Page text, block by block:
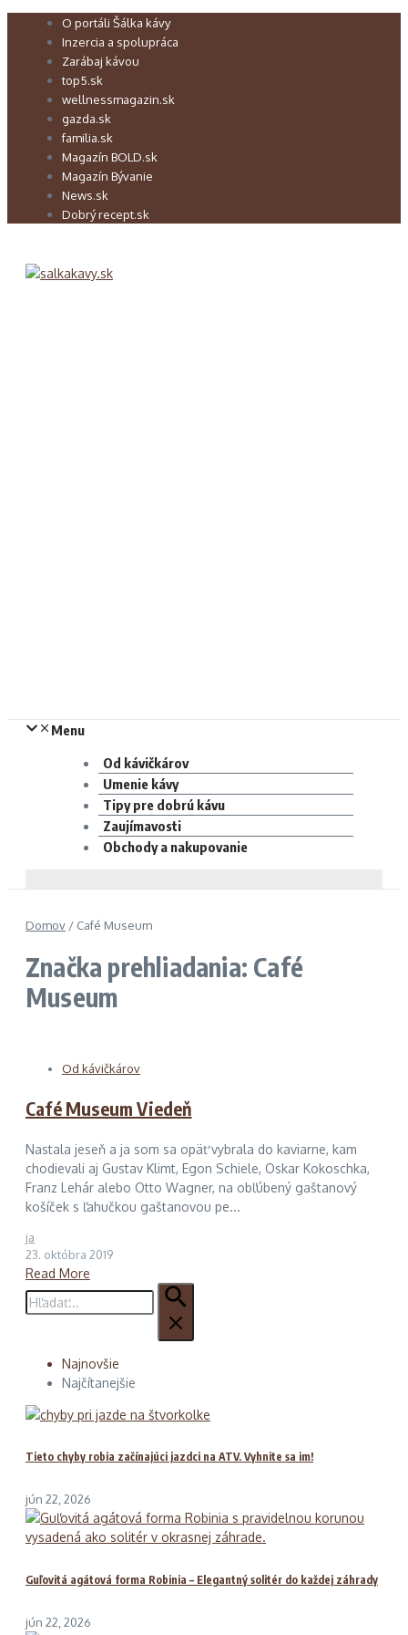
Preskočiť O portáli Šálka kávy
Inzercia a spolupráca
Zarábaj kávou
top5.sk
wellnessmagazin.sk
gazda.sk
familia.sk
Magazín BOLD.sk
Magazín Bývanie
News.sk
Dobrý recept.sk
Menu
Od kávičkárov
Umenie kávy
Tipy pre dobrú kávu
Zaujímavosti
Obchody a nakupovanie
Domov / Café Museum
Značka prehliadania: Café
Museum
Od kávičkárov
Café Museum Viedeň
Nastala jeseň a ja som sa opäť vybrala do kaviarne, kam
chodievali aj Gustav Klimt, Egon Schiele, Oskar Kokoschka,
Franz Lehár alebo Otto Wagner, na obľúbený gaštanový
košíček s ľahučkou gaštanovou pe...
ja
23. októbra 2019
Read More
Hľadať:
Najnovšie
Najčítanejšie
Tieto chyby robia začínajúci jazdci na ATV. Vyhnite sa im!
jún 22, 2026
Guľovitá agátová forma Robinia – Elegantný solitér do každej záhrady
jún 22, 2026